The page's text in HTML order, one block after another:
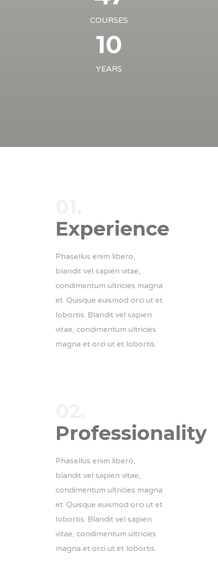
COURSES
10
YEARS
Experience
Phasellus enim libero,
blandit vel sapien vitae,
condimentum ultricies magna
et. Quisque euismod orci ut et
lobortis. Blandit vel sapien
vitae, condimentum ultricies
magna et orci ut et lobortis.
Professionality
Phasellus enim libero,
blandit vel sapien vitae,
condimentum ultricies magna
et. Quisque euismod orci ut et
lobortis. Blandit vel sapien
vitae, condimentum ultricies
magna et orci ut et lobortis.